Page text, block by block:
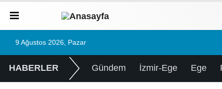
9 Ağustos 2026, Pazar
HABERLER Gündem İzmir-Ege Ege